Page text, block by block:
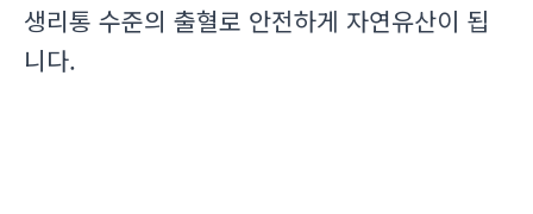
생리통 수준의 출혈로 안전하게 자연유산이 됩
니다.